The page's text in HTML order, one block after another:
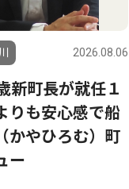
2026.08.06
新町長が就任１
も安心感で船
やひろむ）町
ー